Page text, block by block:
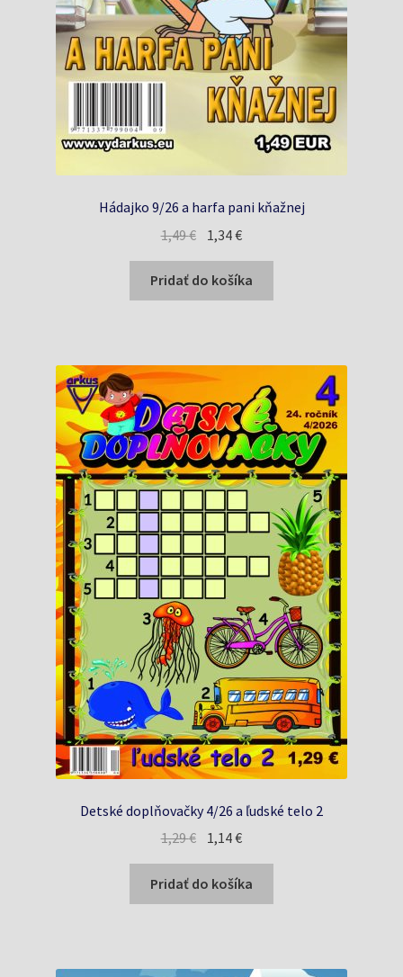
Hádajko 9/26 a harfa pani kňažnej
1,49€ Pôvodná
bola:
1,49 €.
1,34€Aktuálna
je:
1,34 €.
Pridať do košíka
Detské doplňovačky 4/26 a ľudské telo 2
1,29€ Pôvodná
cena
bola:
1,29 €.
1,14€Aktuálna
cena
je:
1,14 €.
Pridať do košíka